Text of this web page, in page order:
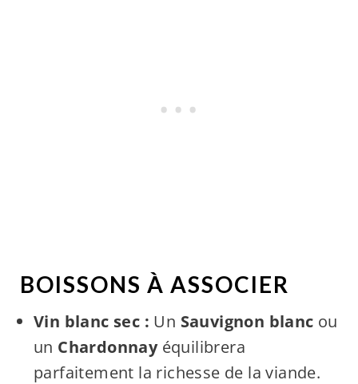
BOISSONS À ASSOCIER
Vin blanc sec : Un Sauvignon blanc ou
un Chardonnayéquilibrera
parfaitement la richesse de la viande.